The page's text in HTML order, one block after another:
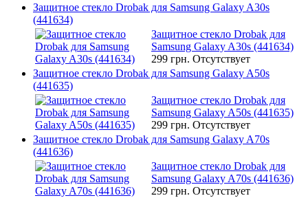
Защитное стекло Drobak для Samsung Galaxy A30s
(441634)
Защитное стекло Drobak для
Samsung Galaxy A30s (441634)
299 грн. Отсутствует
Защитное стекло Drobak для Samsung Galaxy A50s
(441635)
Защитное стекло Drobak для
Samsung Galaxy A50s (441635)
299 грн. Отсутствует
Защитное стекло Drobak для Samsung Galaxy A70s
(441636)
Защитное стекло Drobak для
Samsung Galaxy A70s (441636)
299 грн. Отсутствует